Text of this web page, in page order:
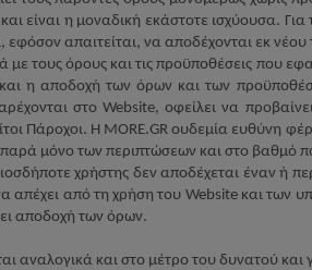
είναι η μοναδική εκάστοτε ισχύουσα.
εφόσον απαιτείται, να αποδέχονται εκ
με τους όρους και τις προϋποθέσεις
η αποδοχή των όρων και των
στοWebsite, οφείλει να
oι Πάροχοι. Η MORE.GR ουδεμία ευθύνη
μόνο των περιπτώσεων και στο βαθμό
χρήστης δεν αποδέχεται έναν ή
απέχει από τη χρήση του Websiteκαι των
αποδοχή των όρων.
και στο μέτρο του δυνατού και